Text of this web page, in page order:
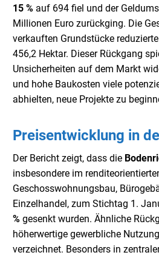
15 % auf 694 fiel und der
Millionen Euro zurückging. Die
verkauften Grundstücke
456,2 Hektar. Dieser Rückgang
Unsicherheiten auf dem Markt
und hohe Baukosten viele
abhielten, neue Projekte zu
Preisentwicklung in
Der Bericht zeigt, dass die
insbesondere im
Geschosswohnungsbau,
Einzelhandel, zum Stichtag 1.
% gesenkt wurden. Ähnliche
höherwertige gewerbliche
verzeichnet. Besonders in